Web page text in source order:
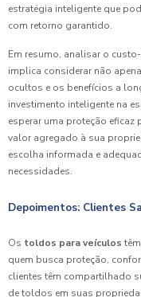
estratégia inteligente que
com retorno garantido.
Em resumo, analisar o
implica considerar não
ocultos e os benefícios a
investimento inteligente na
esperar uma proteção
valor agregado à sua
escolha informada e
necessidades.
Depoimentos: Clientes
Os toldos para veículos
quem busca proteção,
clientes têm compartilhado
de toldos em suas